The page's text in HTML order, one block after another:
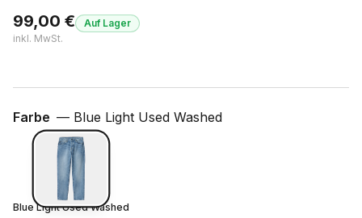
99,00 €
inkl. MwSt.
Auf Lager
Farbe — Blue Light Used Washed
Blue Light Used Washed